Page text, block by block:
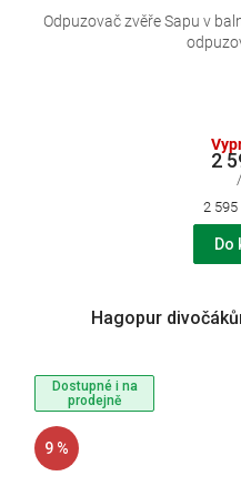
2
Měrná
cena:
2 595
Do
Odpuzovač zvěře Sapu v
Dostupné i na
prodejně
9 %
Hagopur